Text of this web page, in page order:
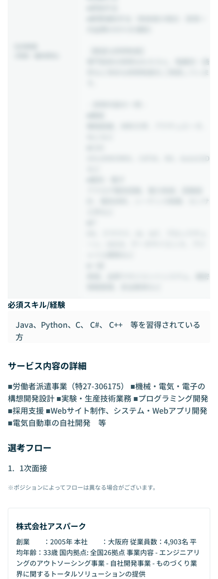
専門技術の研修はもちろん、階層別・語
SOLIDWORKS、CATIA、NX、AutoCAD
計、電気材料、シーケンス制御、センサ
英語、品質マネジメントシステム、機密
必須スキル/経験
Java、Python、C、 C#、 C++ 等を習得されている
方
サービス内容の詳細
■労働者派遣事業（特27-306175） ■機械・電気・電子の
構想開発設計 ■実験・生産技術業務 ■プログラミング開発
■採用支援 ■Webサイト制作、システム・Webアプリ開発
■電気自動車の自社開発 等
選考フロー
1次面接
※ポジションによってフローは異なる場合がございます。
株式会社アスパーク
創業 ：2005年 本社 ：大阪府 従業員数：4,903名 平
均年齢：33歳 国内拠点: 全国26拠点 事業内容 - エンジニアリ
ングのアウトソーシング事業 - 自社開発事業 - ものづくり業
界に関するトータルソリューションの提供